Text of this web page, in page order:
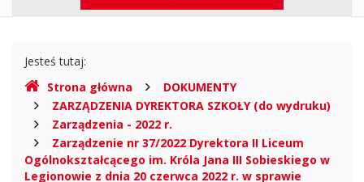
Informacji
Gdzie
jesteśmy
Jesteś tutaj:
Strona główna
DOKUMENTY
ZARZĄDZENIA DYREKTORA SZKOŁY (do wydruku)
Zarządzenia - 2022 r.
Zarządzenie nr 37/2022 Dyrektora II Liceum
Ogólnokształcącego im. Króla Jana III Sobieskiego w
Legionowie z dnia 20 czerwca 2022 r. w sprawie